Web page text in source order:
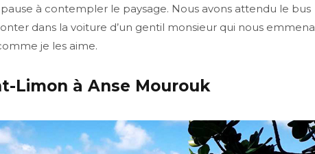
à contempler le paysage. Nous avons attendu le bus
dans la voiture d’un gentil monsieur qui nous emmena
je les aime.
Limon à Anse Mourouk